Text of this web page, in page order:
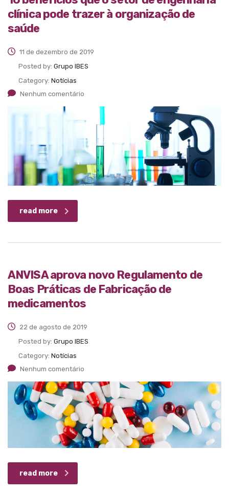
clínica pode trazer à organização de
saúde
11 de dezembro de 2019
Posted by: Grupo IBES
Category: Notícias
Nenhum comentário
read more
ANVISA aprova novo Regulamento de
Boas Práticas de Fabricação de
medicamentos
22 de agosto de 2019
Posted by: Grupo IBES
Category: Notícias
Nenhum comentário
read more